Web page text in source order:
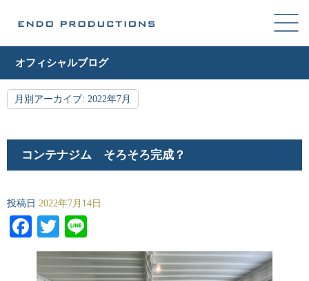
オフィシャルブログ
月別アーカイブ: 2022年7月
コンテナジム そろそろ完成？
投稿日 2022年7月14日
Facebook
Twitter